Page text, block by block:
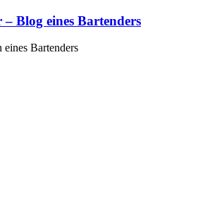
Blog eines Bartenders
Bartenders